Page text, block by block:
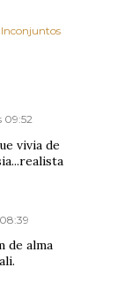
09:52
vivia de
de alma